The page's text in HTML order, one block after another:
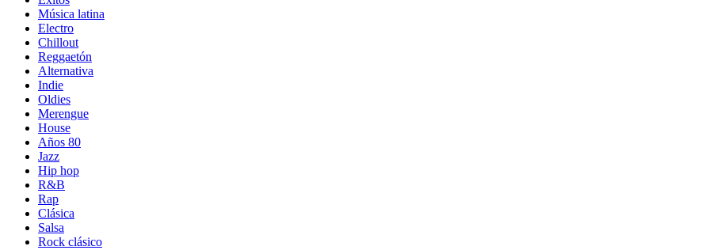
Música latina
Electro
Chillout
Reggaetón
Alternativa
Indie
Oldies
Merengue
House
Años 80
Jazz
Hip hop
R&B
Rap
Clásica
Salsa
Rock clásico